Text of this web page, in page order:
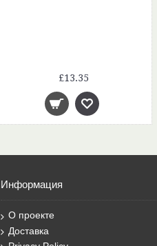
£13.35
Информация
О проекте
Доставка